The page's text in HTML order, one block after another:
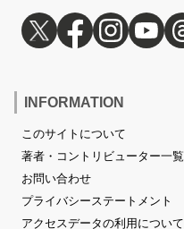
INFORMATION
このサイトについて
著者・コントリビューター一覧
お問い合わせ
プライバシーステートメント
アクセスデータの利用について